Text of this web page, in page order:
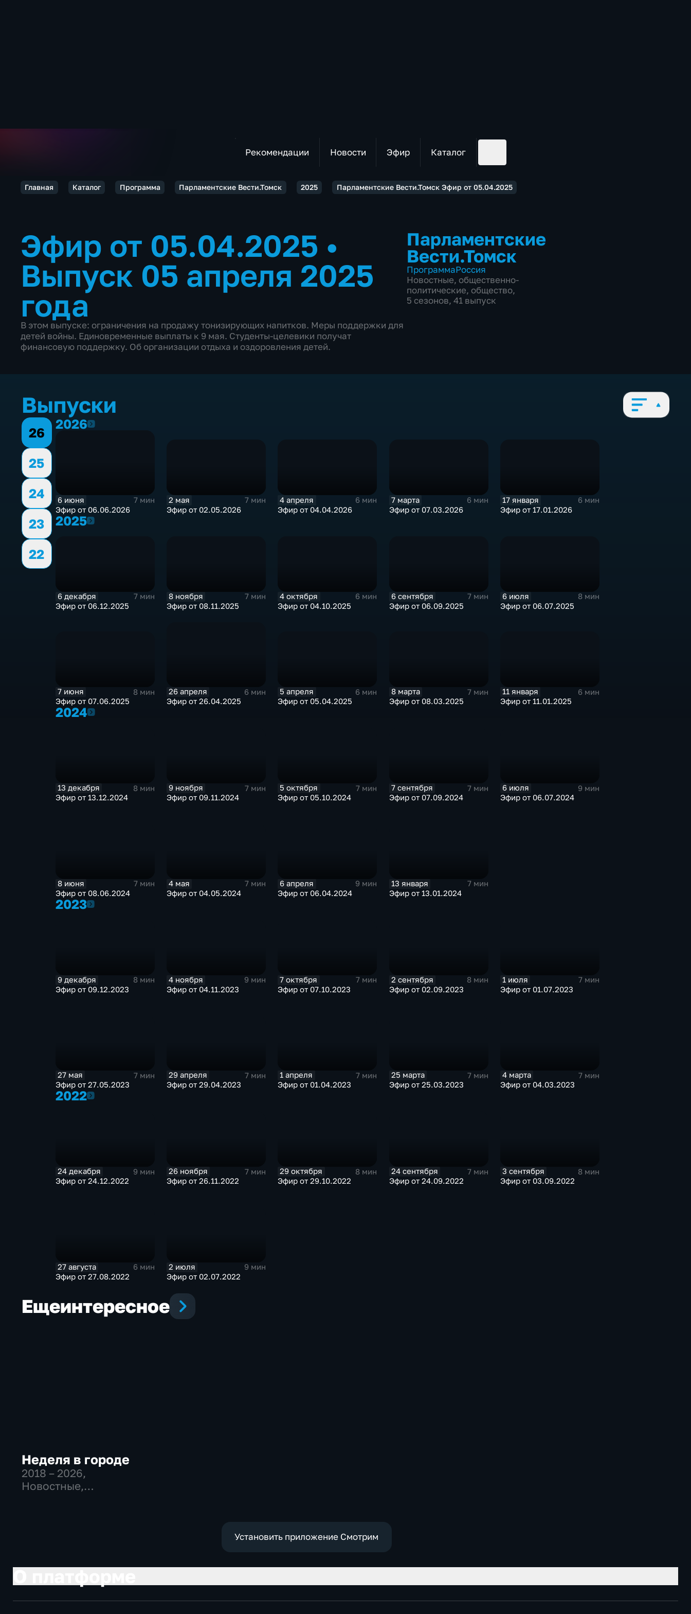
Рекомендации Новости Эфир Каталог
Главная Каталог Программа Парламентские Вести.Томск 2025 Парламентские Вести.Томск Эфир от 05.04.2025
Эфир от 05.04.2025 •
Выпуск 05 апреля 2025
года
В этом выпуске: ограничения на продажу тонизирующих напитков. Меры поддержки для
детей войны. Единовременные выплаты к 9 мая. Студенты-целевики получат
финансовую поддержку. Об организации отдыха и оздоровления детей.
Парламентские
Вести.Томск
ПрограммаРоссия
Новостные, общественно-
политические, общество,
5 сезонов, 41 выпуск
Выпуски
26
25
24
23
22
20262026
6 июня
7 мин
Эфир от 06.06.2026
2 мая
7 мин
Эфир от 02.05.2026
4 апреля
6 мин
Эфир от 04.04.2026
7 марта
6 мин
Эфир от 07.03.2026
17 января
6 мин
Эфир от 17.01.2026
20252025
6 декабря
7 мин
Эфир от 06.12.2025
8 ноября
7 мин
Эфир от 08.11.2025
4 октября
6 мин
Эфир от 04.10.2025
6 сентября
7 мин
Эфир от 06.09.2025
6 июля
8 мин
Эфир от 06.07.2025
7 июня
8 мин
Эфир от 07.06.2025
26 апреля
6 мин
Эфир от 26.04.2025
5 апреля
6 мин
Эфир от 05.04.2025
8 марта
7 мин
Эфир от 08.03.2025
11 января
6 мин
Эфир от 11.01.2025
20242024
13 декабря
8 мин
Эфир от 13.12.2024
9 ноября
7 мин
Эфир от 09.11.2024
5 октября
7 мин
Эфир от 05.10.2024
7 сентября
7 мин
Эфир от 07.09.2024
6 июля
9 мин
Эфир от 06.07.2024
8 июня
7 мин
Эфир от 08.06.2024
4 мая
7 мин
Эфир от 04.05.2024
6 апреля
9 мин
Эфир от 06.04.2024
13 января
7 мин
Эфир от 13.01.2024
20232023
9 декабря
8 мин
Эфир от 09.12.2023
4 ноября
9 мин
Эфир от 04.11.2023
7 октября
7 мин
Эфир от 07.10.2023
2 сентября
8 мин
Эфир от 02.09.2023
1 июля
7 мин
Эфир от 01.07.2023
27 мая
7 мин
Эфир от 27.05.2023
29 апреля
7 мин
Эфир от 29.04.2023
1 апреля
7 мин
Эфир от 01.04.2023
25 марта
7 мин
Эфир от 25.03.2023
4 марта
7 мин
Эфир от 04.03.2023
20222022
24 декабря
9 мин
Эфир от 24.12.2022
26 ноября
7 мин
Эфир от 26.11.2022
29 октября
8 мин
Эфир от 29.10.2022
24 сентября
7 мин
Эфир от 24.09.2022
3 сентября
8 мин
Эфир от 03.09.2022
27 августа
6 мин
Эфир от 27.08.2022
2 июля
9 мин
Эфир от 02.07.2022
Ещеинтересное
Неделя в городе
2018 – 2026,
Новостные,
Установить приложение Смотрим